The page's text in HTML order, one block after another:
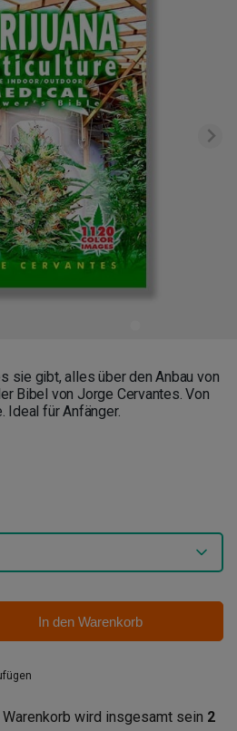
sie gibt, alles über den Anbau von
Bibel von Jorge Cervantes. Von
Ideal für Anfänger.
In den Warenkorb
Warenkorb wird insgesamt sein 2